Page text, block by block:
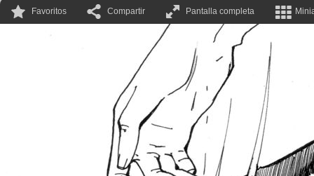
Favoritos Compartir Pantalla completa